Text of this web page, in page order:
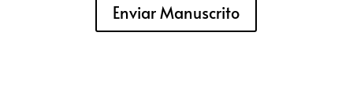
Enviar Manuscrito